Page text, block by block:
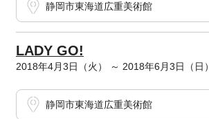
静岡市東海道広重美術館
LADY GO!
2018年4月3日（火） ～ 2018年6月3日（日）
静岡市東海道広重美術館